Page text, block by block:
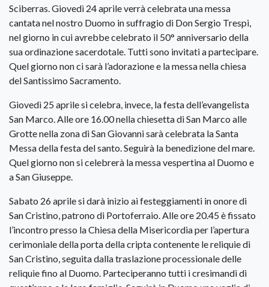
Sciberras. Giovedì 24 aprile verrà celebrata una messa
cantata nel nostro Duomo in suffragio di Don Sergio Trespi,
nel giorno in cui avrebbe celebrato il 50° anniversario della
sua ordinazione sacerdotale. Tutti sono invitati a partecipare.
Quel giorno non ci sarà l’adorazione e la messa nella chiesa
del Santissimo Sacramento.
Giovedì 25 aprile si celebra, invece, la festa dell’evangelista
San Marco. Alle ore 16.00 nella chiesetta di San Marco alle
Grotte nella zona di San Giovanni sarà celebrata la Santa
Messa della festa del santo. Seguirà la benedizione del mare.
Quel giorno non si celebrerà la messa vespertina al Duomo e
a San Giuseppe.
Sabato 26 aprile si darà inizio ai festeggiamenti in onore di
San Cristino, patrono di Portoferraio. Alle ore 20.45 è fissato
l’incontro presso la Chiesa della Misericordia per l’apertura
cerimoniale della porta della cripta contenente le reliquie di
San Cristino, seguita dalla traslazione processionale delle
reliquie fino al Duomo. Parteciperanno tutti i cresimandi di